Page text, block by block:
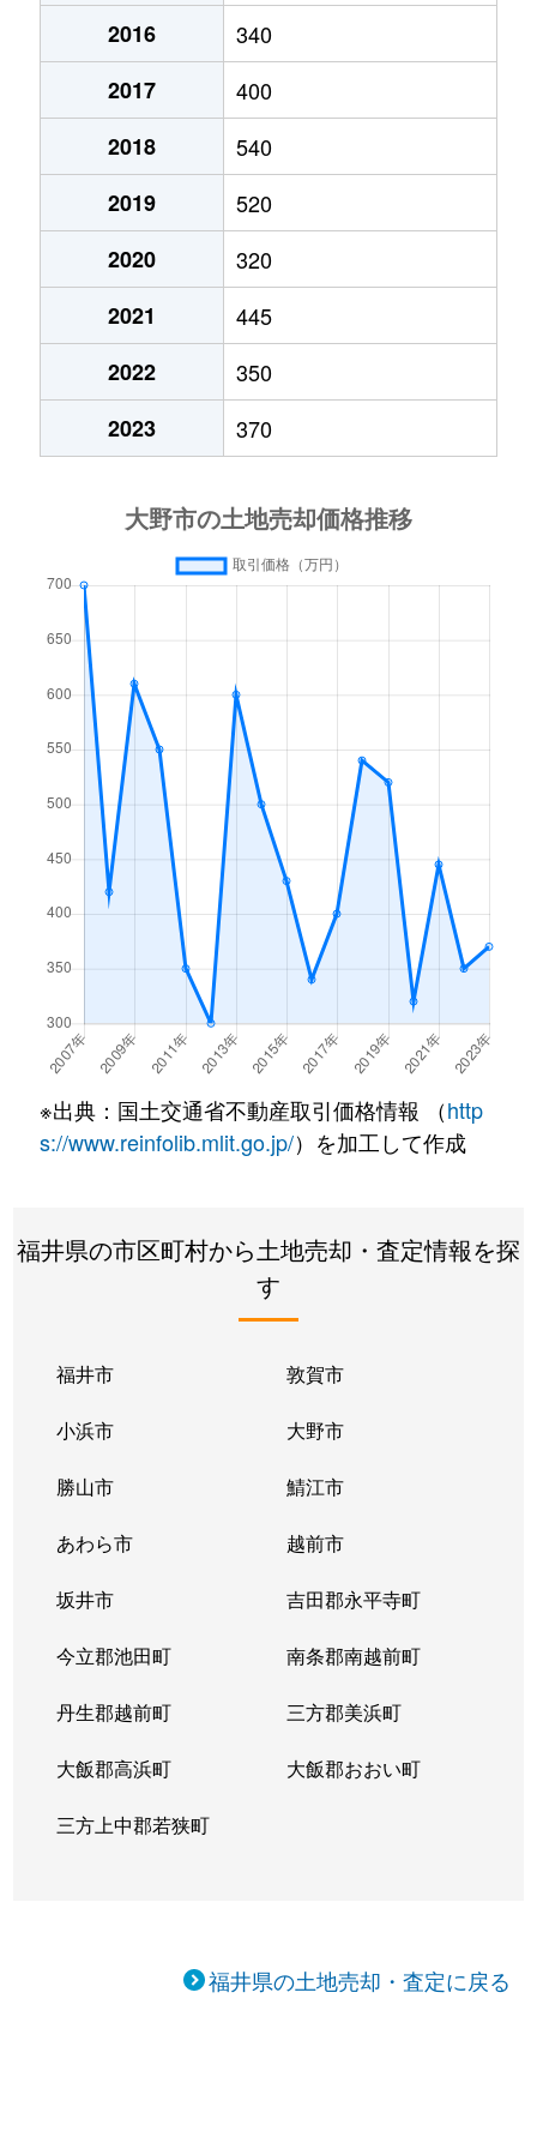
2016
340
2017
400
2018
540
2019
520
2020
320
2021
445
2022
350
2023
370
※出典：国土交通省不動産取引価格情報 （http
s://www.reinfolib.mlit.go.jp/）を加工して作成
福井県の市区町村から土地売却・査定情報を探
す
福井市 敦賀市
小浜市 大野市
勝山市 鯖江市
あわら市 越前市
坂井市 吉田郡永平寺町
今立郡池田町 南条郡南越前町
丹生郡越前町 三方郡美浜町
大飯郡高浜町 大飯郡おおい町
三方上中郡若狭町
福井県の土地売却・査定に戻る